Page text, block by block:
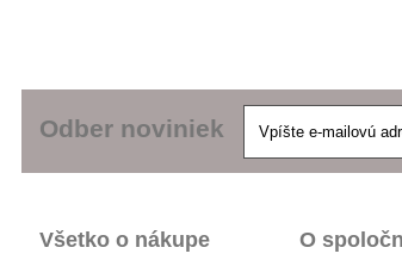
Odber noviniek
Všetko o nákupe O